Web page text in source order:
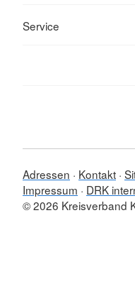
Service
Adressen Kontakt
Impressum
DRK
© 2026 Kreisverband